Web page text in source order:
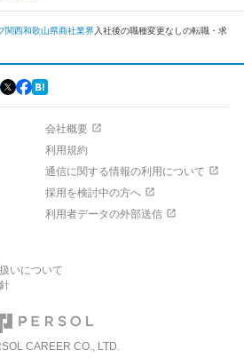
関西和歌山県商社業界入社後の職種変更なしの転職・求
会社概要
利用規約
通信に関する情報の利用について
採用を検討中の方へ
利用者データの外部送信
いについて
CAREER CO., LTD.